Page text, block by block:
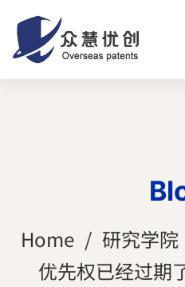
Home 研究学院
优先权已经过期